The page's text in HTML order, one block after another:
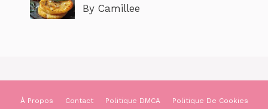
By Camillee
À Propos Contact Politique DMCA Politique De Cookies